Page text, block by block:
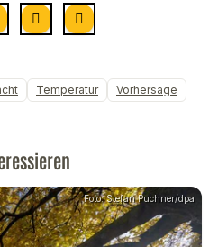
Temperatur Vorhersage
Foto: Stefan Puchner/dpa